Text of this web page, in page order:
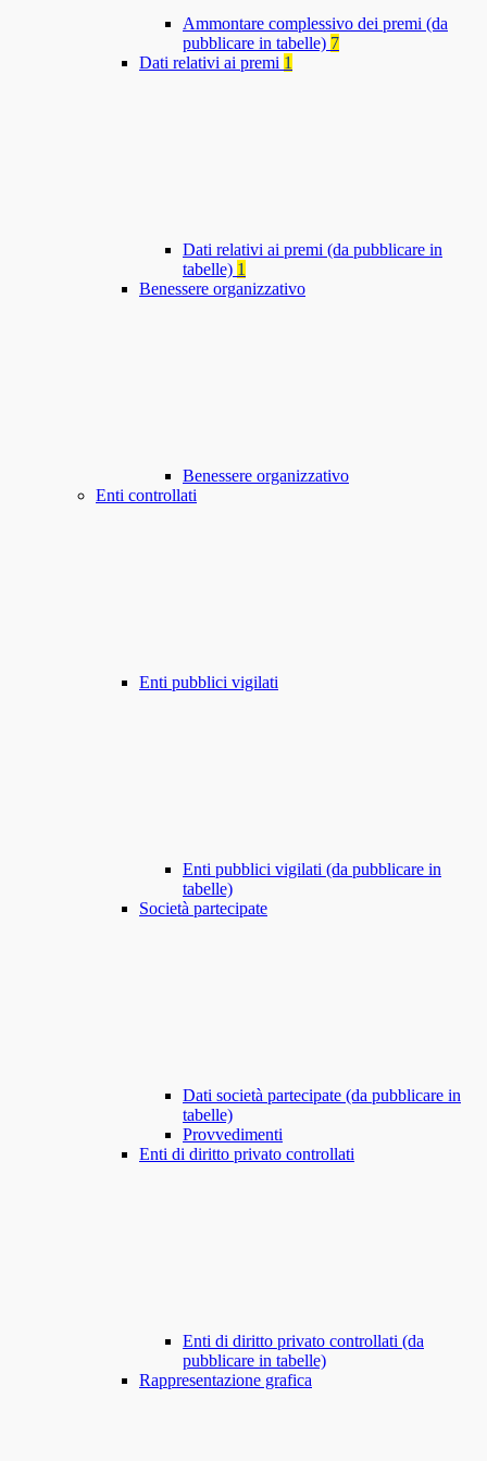
Ammontare complessivo dei premi (da
pubblicare in tabelle) 7
Dati relativi ai premi 1
Dati relativi ai premi (da pubblicare in
tabelle) 1
Benessere organizzativo
Benessere organizzativo
Enti controllati
Enti pubblici vigilati
Enti pubblici vigilati (da pubblicare in
tabelle)
Società partecipate
Dati società partecipate (da pubblicare in
tabelle)
Provvedimenti
Enti di diritto privato controllati
Enti di diritto privato controllati (da
pubblicare in tabelle)
Rappresentazione grafica